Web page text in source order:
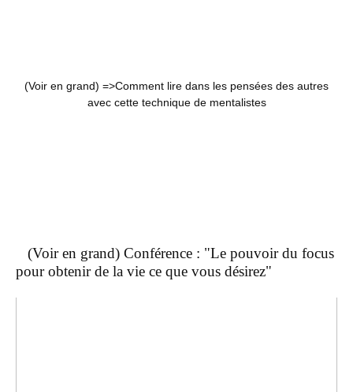
(Voir en grand) =>Comment lire dans les pensées des autres
avec cette technique de mentalistes
(Voir en grand) Conférence : "Le pouvoir du focus
pour obtenir de la vie ce que vous désirez"